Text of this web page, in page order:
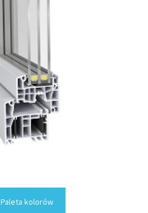
Paleta kolorów